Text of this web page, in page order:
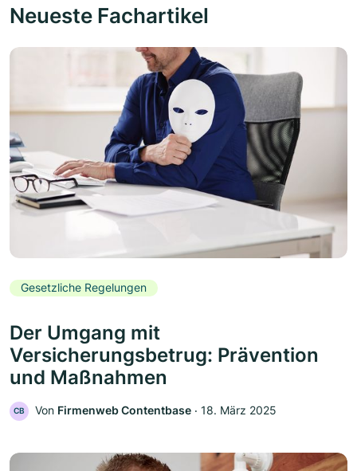
Neueste Fachartikel
Gesetzliche Regelungen
Der Umgang mit
Versicherungsbetrug: Prävention
und Maßnahmen
CB Von Firmenweb Contentbase ‧ 18. März 2025